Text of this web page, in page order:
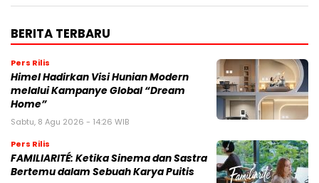
BERITA TERBARU
Pers Rilis
Himel Hadirkan Visi Hunian Modern
melalui Kampanye Global “Dream
Home”
Sabtu, 8 Agu 2026 - 14:26 WIB
Pers Rilis
FAMILIARITÉ: Ketika Sinema dan Sastra
Bertemu dalam Sebuah Karya Puitis